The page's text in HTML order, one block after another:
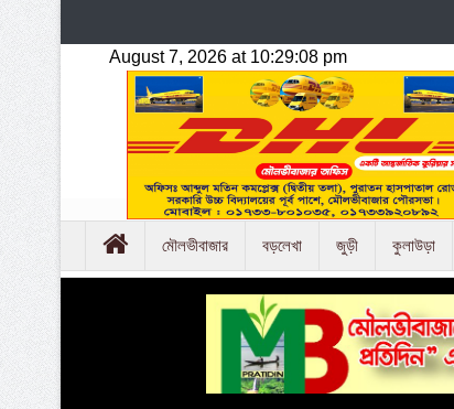
মৌলভীবাজার বড়লেখা জুড়ী কুলাউড়া